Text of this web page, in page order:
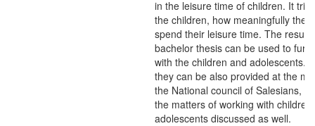
in the leisure time of children. It
the children, how meaningfully they
spend their leisure time. The
bachelor thesis can be used to
with the children and adolescents.
they can be also provided at the
the National council of Salesians,
the matters of working with children
adolescents discussed as well.